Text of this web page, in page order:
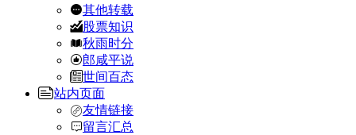
其他转载
股票知识
秋雨时分
郎咸平说
世间百态
站内页面
友情链接
留言汇总